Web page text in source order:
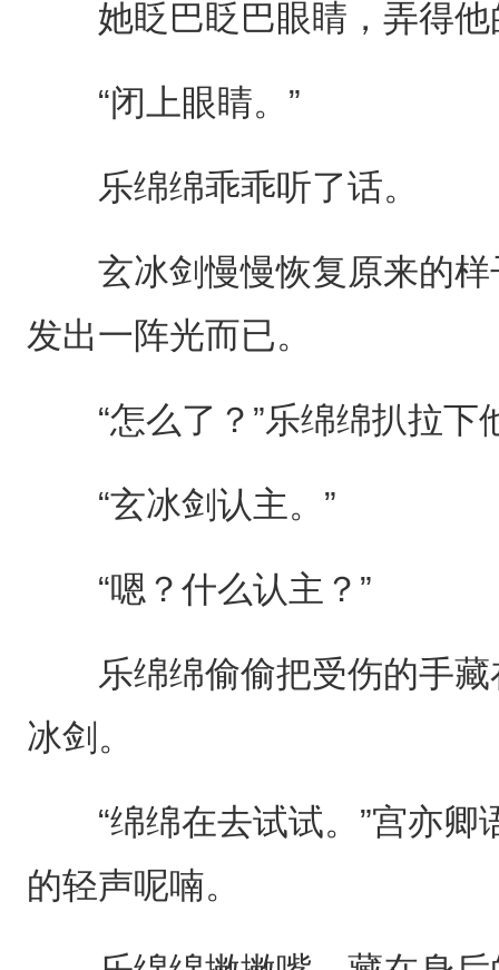
她眨巴眨巴眼睛，弄得他
“闭上眼睛。”
乐绵绵乖乖听了话。
玄冰剑慢慢恢复原来的样
发出一阵光而已。
“怎么了？”乐绵绵扒拉下
“玄冰剑认主。”
“嗯？什么认主？”
乐绵绵偷偷把受伤的手藏
冰剑。
“绵绵在去试试。”宫亦卿
的轻声呢喃。